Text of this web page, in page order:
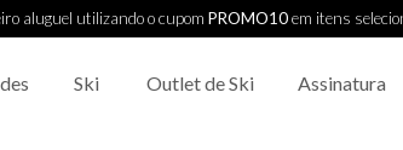
aluguel utilizando o cupom PROMO10em itens
Ski Outlet de Ski Assinatura